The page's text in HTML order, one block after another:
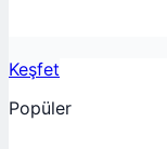
Keşfet
Popüler